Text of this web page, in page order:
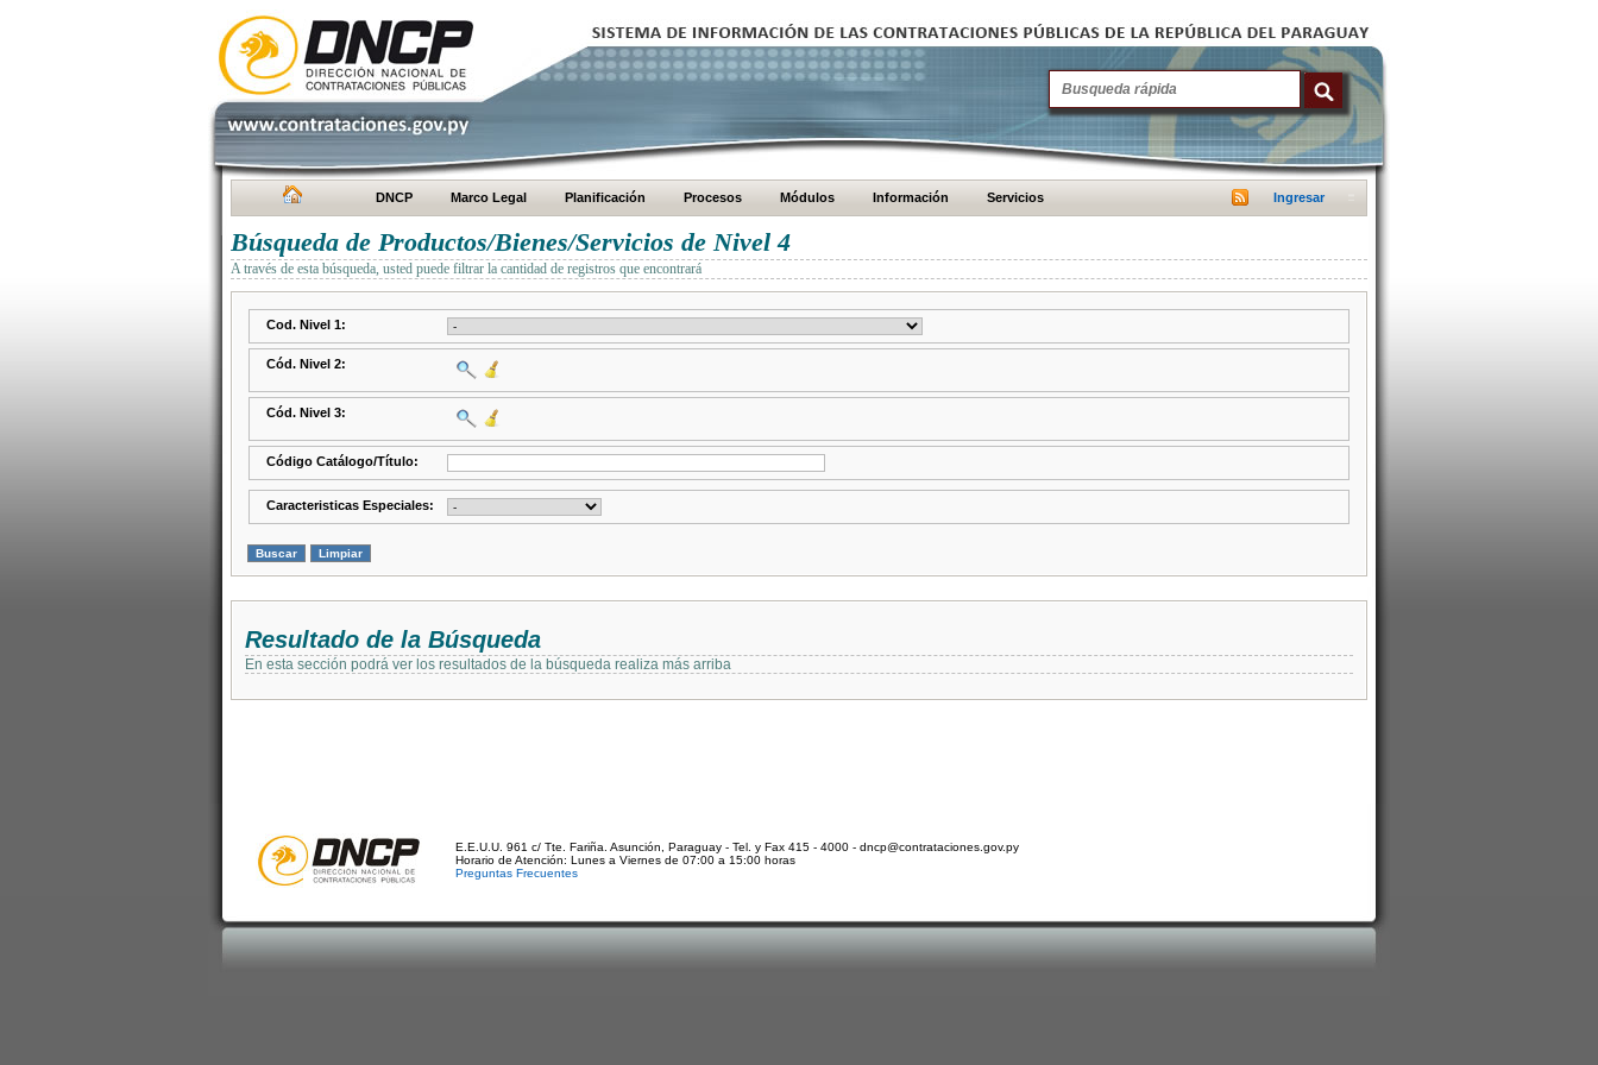
DNCP Marco Legal Planificación Procesos Módulos Información Servicios Ingresar
Búsqueda de Productos/Bienes/Servicios de Nivel 4
A través de esta búsqueda, usted puede filtrar la cantidad de registros que encontrará
Cod. Nivel 1:
Cód. Nivel 2:
Cód. Nivel 3:
Código Catálogo/Título:
Caracteristicas Especiales:
Resultado de la Búsqueda
En esta sección podrá ver los resultados de la búsqueda realiza más arriba
E.E.U.U. 961 c/ Tte. Fariña. Asunción, Paraguay - Tel. y Fax 415 - 4000 - dncp@contrataciones.gov.py
Horario de Atención: Lunes a Viernes de 07:00 a 15:00 horas
Preguntas Frecuentes